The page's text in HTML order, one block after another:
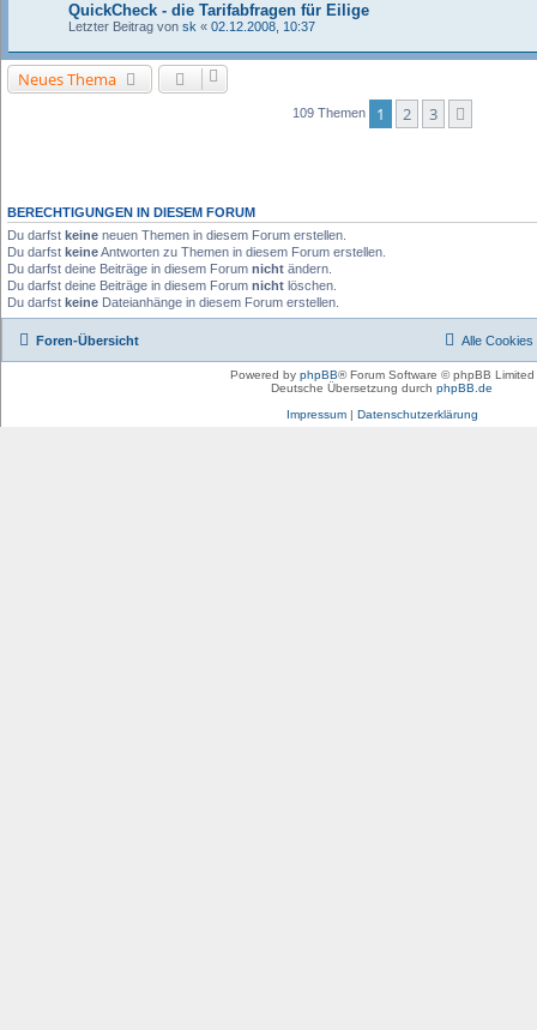
QuickCheck - die Tarifabfragen für Eilige
Letzter Beitrag von sk « 02.12.2008, 10:37
Neues Thema
109 Themen 1 2 3
BERECHTIGUNGEN IN DIESEM FORUM
Du darfst keine neuen Themen in diesem Forum erstellen.
Du darfst keineAntworten zu Themen in diesem Forum erstellen.
Du darfst deine Beiträge in diesem Forum nicht ändern.
Du darfst deine Beiträge in diesem Forum nicht löschen.
Du darfst keine Dateianhänge in diesem Forum erstellen.
Foren-Übersicht Alle Cookies
Powered by phpBB® Forum Software © phpBB Limited
Deutsche Übersetzung durch phpBB.de
Impressum| Datenschutzerklärung